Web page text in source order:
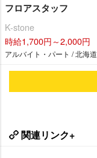
フロアスタッフ
K-stone
時給1,700円～2,000円
アルバイト・パート / 北海道
関連リンク+